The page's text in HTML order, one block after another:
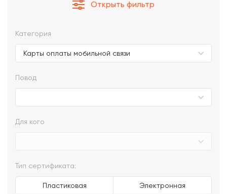
Открыть фильтр
Категория
Повод
Для кого
Тип сертификата:
Пластиковая Электронная